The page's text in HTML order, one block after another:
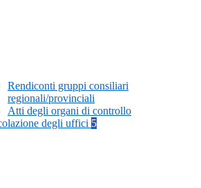
Rendiconti gruppi consiliari
regionali/provinciali
Atti degli organi di controllo
degli uffici 5